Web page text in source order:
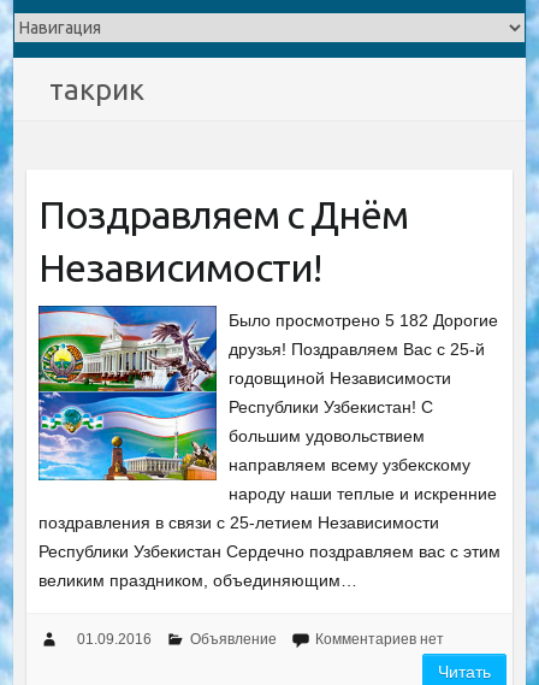
такрик
Поздравляем c Днём
Независимости!
Было просмотрено 5 182 Дорогие
друзья! Поздравляем Вас с 25-й
годовщиной Независимости
Республики Узбекистан! С
большим удовольствием
направляем всему узбекскому
народу наши теплые и искренние
поздравления в связи с 25-летием Независимости
Республики Узбекистан Сердечно поздравляем вас с этим
великим праздником, объединяющим…
01.09.2016 Объявление Комментариев нет
Читать